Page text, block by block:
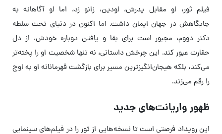
فیلم ثور، او مقابل پدرش، اودین، زانو زد، اما او آگاهانه به
جایگاهش در جهان ایمان داشت. اما اکنون در دنیای تحت سلطه
دکتر دووم، مجبور است برای بقا و یافتن دوباره خودش، از دل
حقارت عبور کند. این چرخش داستانی، نه تنها شخصیت او را پخته‌تر
می‌کند، بلکه هیجان‌انگیزترین مسیر برای بازگشت قهرمانانه او به اوج
را رقم می‌زند.
ظهور واریانت‌های جدید
این رویداد فرصتی است تا نسخه‌هایی از ثور را در فیلم‌های سینمایی